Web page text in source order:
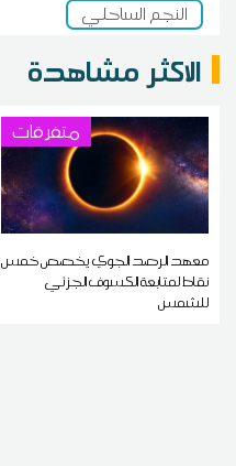
النجم الساحلي
الاكثر مشاهدة
متفرقات
معهد الرصد الجوي يخصص خمس
نقاط لمتابعة الكسوف الجزئي
للشمس